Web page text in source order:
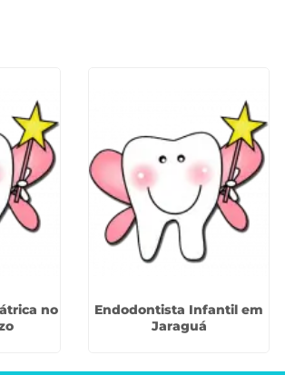
no
Endodontista Infantil em
Jaraguá